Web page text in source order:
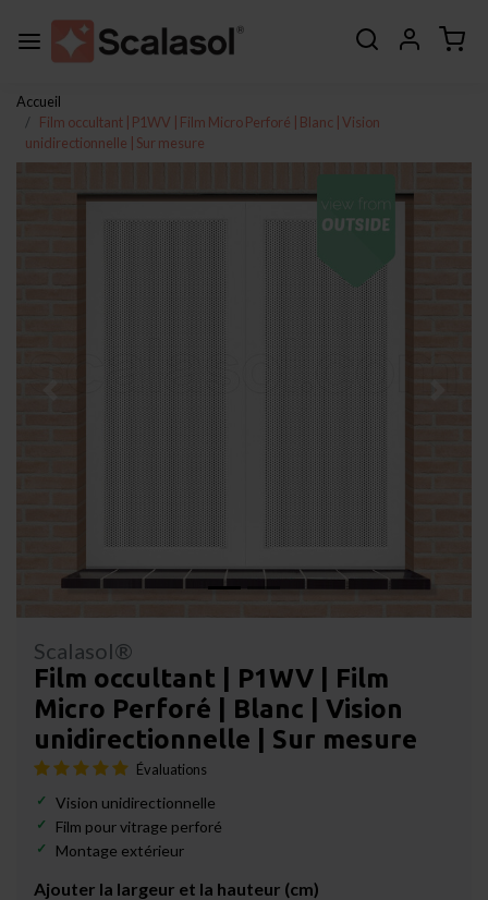
Accueil
Film occultant | P1WV | Film Micro Perforé | Blanc | Vision
unidirectionnelle | Sur mesure
Page précédente
Scalasol®
Film occultant | P1WV | Film
Micro Perforé | Blanc | Vision
unidirectionnelle | Sur mesure
Évaluations
Vision unidirectionnelle
Film pour vitrage perforé
Montage extérieur
Ajouter la largeur et la hauteur (cm)